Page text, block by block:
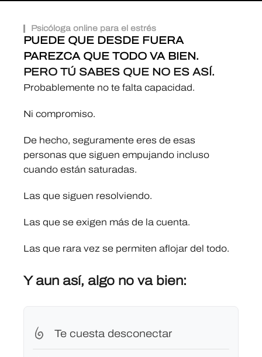
Psicóloga online para el estrés
PUEDE QUE DESDE FUERA
PAREZCA QUE TODO VA BIEN.
PERO TÚ SABES QUE NO ES ASÍ.
Probablemente no te falta capacidad.
Ni compromiso.
De hecho, seguramente eres de esas
personas que siguen empujando incluso
cuando están saturadas.
Las que siguen resolviendo.
Las que se exigen más de la cuenta.
Las que rara vez se permiten aflojar del todo.
Y aun así, algo no va bien:
Te cuesta desconectar